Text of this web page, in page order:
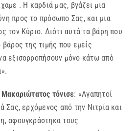
. Η καρδιά μας, βγάζει μια
προς το πρόσωπο Σας, και μια
τον Κύριο. Διότι αυτά τα βάρη που
της τιμής που εμείς
εξισορροπήσουν μόνο κάτω από
τόνισε: «Αγαπητοί
Σας, ερχόμενος από την Νιτρία και
αφουγκράστηκα τους